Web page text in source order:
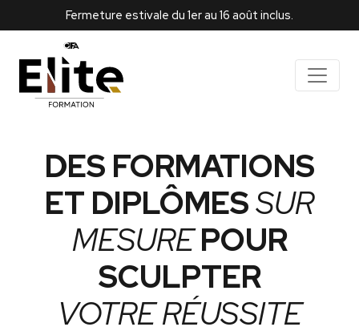
Fermeture estivale du 1er au 16 août inclus.
DES FORMATIONS
ET DIPLÔMESSUR
MESUREPOUR
SCULPTER
VOTRE RÉUSSITE